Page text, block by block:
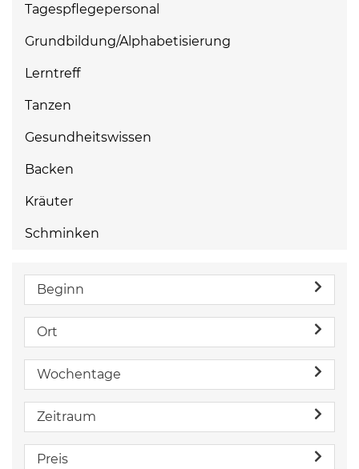
Tagespflegepersonal
Grundbildung/Alphabetisierung
Lerntreff
Tanzen
Gesundheitswissen
Backen
Kräuter
Schminken
Beginn
Ort
Wochentage
Zeitraum
Preis